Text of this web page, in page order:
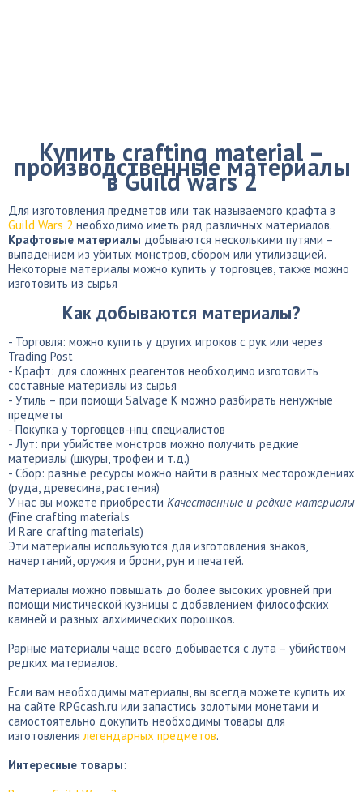
Купить crafting material –
производственные материалы
в Guild wars 2
Для изготовления предметов или так называемого крафта в
Guild Wars 2 необходимо иметь ряд различных материалов.
Крафтовые материалы добываются несколькими путями –
выпадением из убитых монстров, сбором или утилизацией.
Некоторые материалы можно купить у торговцев, также можно
изготовить из сырья
Как добываются материалы?
- Торговля: можно купить у других игроков с рук или через
Trading Post
- Крафт: для сложных реагентов необходимо изготовить
составные материалы из сырья
- Утиль – при помощи Salvage К можно разбирать ненужные
предметы
- Покупка у торговцев-нпц специалистов
- Лут: при убийстве монстров можно получить редкие
материалы (шкуры, трофеи и т.д.)
- Сбор: разные ресурсы можно найти в разных месторождениях
(руда, древесина, растения)
У нас вы можете приобрести Качественные и редкие материалы
(Fine crafting materials
И Rare crafting materials)
Эти материалы используются для изготовления знаков,
начертаний, оружия и брони, рун и печатей.
Материалы можно повышать до более высоких уровней при
помощи мистической кузницы с добавлением философских
камней и разных алхимических порошков.
Рарные материалы чаще всего добывается с лута – убийством
редких материалов.
Если вам необходимы материалы, вы всегда можете купить их
на сайте RPGcash.ru или запастись золотыми монетами и
самостоятельно докупить необходимы товары для
изготовлениялегендарных предметов.
Интересные товары: